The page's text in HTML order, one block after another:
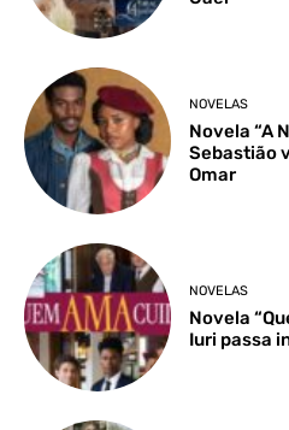
NOVELAS
Novela “A
Sebastião
Omar
NOVELAS
Novela
Iuri passa